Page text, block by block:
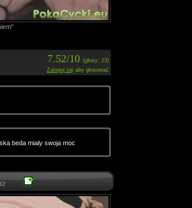
7.52/10 (głosy: 23)
Zaloguj się aby głosować
beda mialy swoja moc